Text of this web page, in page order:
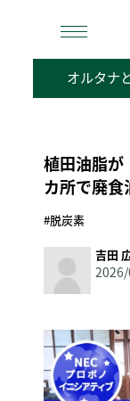
検
オルタナ
植田油脂が
カ所で廃食
#脱炭素
吉田